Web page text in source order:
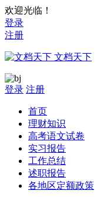
欢迎光临！
登录
注册
文档天下
登录 注册
首页
理财知识
高考语文试卷
实习报告
工作总结
述职报告
各地区定额政策